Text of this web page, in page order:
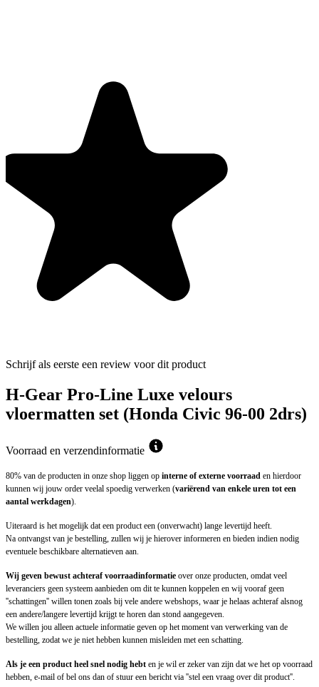
Schrijf als eerste een review voor dit product
H-Gear Pro-Line Luxe velours
vloermatten set (Honda Civic 96-00 2drs)
Voorraad en verzendinformatie
80% van de producten in onze shop liggen op interne of externe voorraad en hierdoor
kunnen wij jouw order veelal spoedig verwerken (variërend van enkele uren tot een
aantal werkdagen).
Uiteraard is het mogelijk dat een product een (onverwacht) lange levertijd heeft.
Na ontvangst van je bestelling, zullen wij je hierover informeren en bieden indien nodig
eventuele beschikbare alternatieven aan.
Wij geven bewust achteraf voorraadinformatie over onze producten, omdat veel
leveranciers geen systeem aanbieden om dit te kunnen koppelen en wij vooraf geen
''schattingen'' willen tonen zoals bij vele andere webshops, waar je helaas achteraf alsnog
een andere/langere levertijd krijgt te horen dan stond aangegeven.
We willen jou alleen actuele informatie geven op het moment van verwerking van de
bestelling, zodat we je niet hebben kunnen misleiden met een schatting.
Als je een product heel snel nodig hebt en je wil er zeker van zijn dat we het op voorraad
hebben, e-mail of bel ons dan of stuur een bericht via ''stel een vraag over dit product''.